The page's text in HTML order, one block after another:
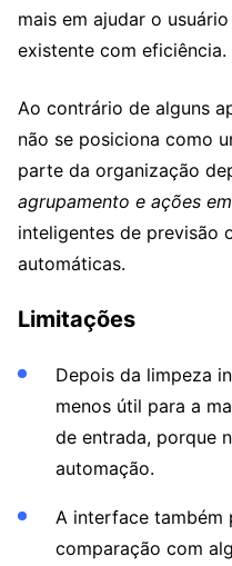
mais em ajudar o
existente com eficiência.
Ao contrário de alguns
não se posiciona como
parte da organização
agrupamento e ações
inteligentes de previsão
automáticas.
Limitações
Depois da limpeza
menos útil para a
de entrada, porque
automação.
A interface também
comparação com